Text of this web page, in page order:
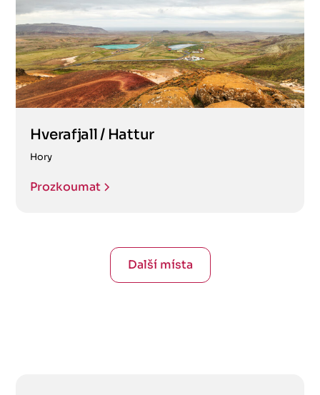
Hverafjall / Hattur
Hory
Prozkoumat
Další místa